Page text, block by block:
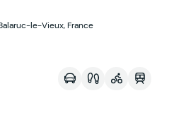
le-Vieux, France